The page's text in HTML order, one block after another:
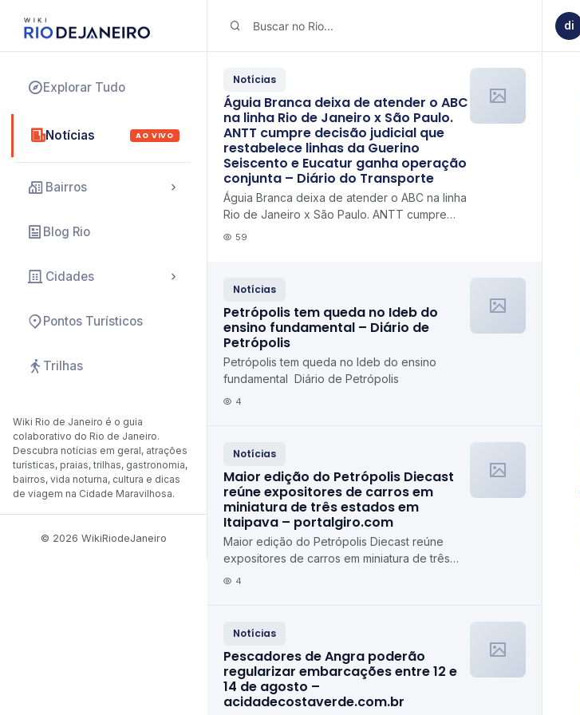
Explorar Tudo
Notícias AO VIVO
Bairros
Blog Rio
Cidades
Pontos Turísticos
Trilhas
Wiki Rio de Janeiro é o guia
colaborativo do Rio de Janeiro.
Descubra notícias em geral, atrações
turísticas, praias, trilhas, gastronomia,
bairros, vida noturna, cultura e dicas
de viagem na Cidade Maravilhosa.
© 2026 WikiRiodeJaneiro
Notícias
Águia Branca deixa de atender o ABC
na linha Rio de Janeiro x São Paulo.
ANTT cumpre decisão judicial que
restabelece linhas da Guerino
Seiscento e Eucatur ganha operação
conjunta – Diário do Transporte
Águia Branca deixa de atender o ABC na linha
Rio de Janeiro x São Paulo. ANTT cumpre
decisão judicial que restabelece linhas da
59
Notícias
Petrópolis tem queda no Ideb do
ensino fundamental – Diário de
Petrópolis
Petrópolis tem queda no Ideb do ensino
fundamental Diário de Petrópolis
4
Notícias
Maior edição do Petrópolis Diecast
reúne expositores de carros em
miniatura de três estados em
Itaipava – portalgiro.com
Maior edição do Petrópolis Diecast reúne
expositores de carros em miniatura de três
estados em Itaipava portalgiro.com
4
Notícias
Pescadores de Angra poderão
regularizar embarcações entre 12 e
14 de agosto –
acidadecostaverde.com.br
di